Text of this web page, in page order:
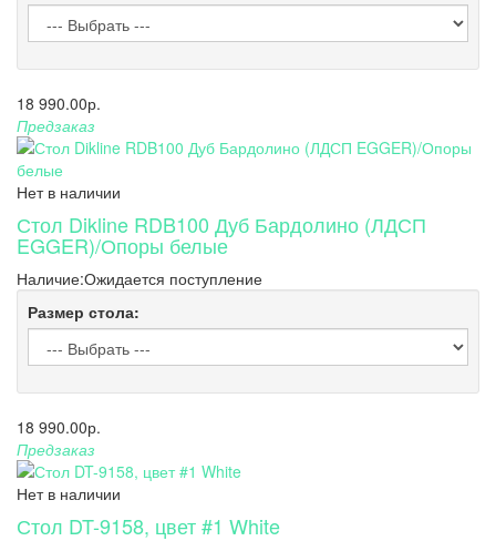
18 990.00р.
Предзаказ
Нет в наличии
Стол Dikline RDB100 Дуб Бардолино (ЛДСП
EGGER)/Опоры белые
Наличие:Ожидается поступление
Размер стола:
18 990.00р.
Предзаказ
Нет в наличии
Стол DT-9158, цвет #1 White